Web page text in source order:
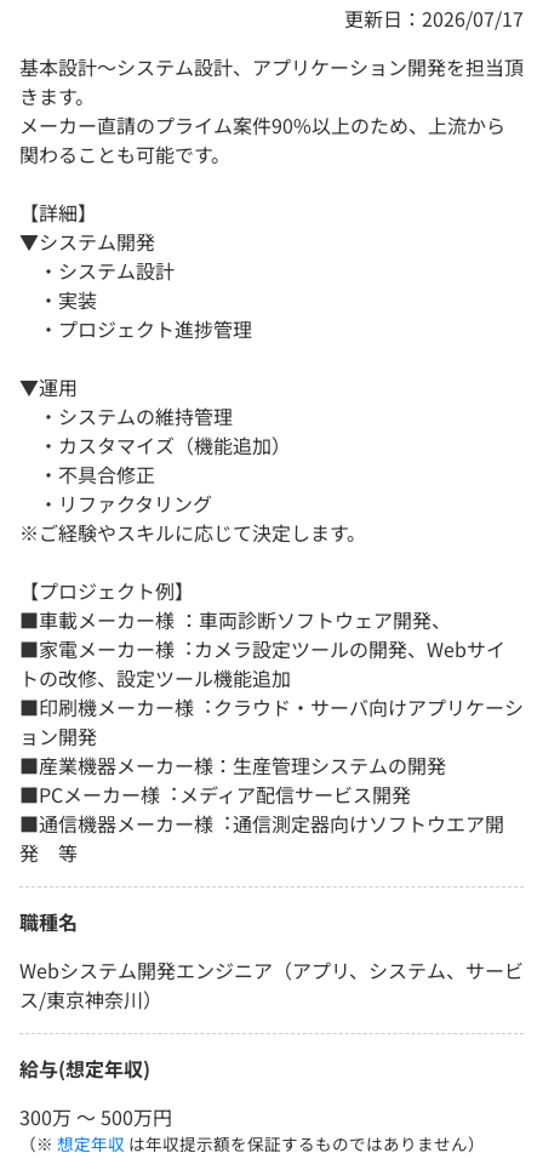
更新日：2026/07/17
基本設計～システム設計、アプリケーション開発を担当頂
きます。
メーカー直請のプライム案件90%以上のため、上流から
関わることも可能です。
【詳細】
▼システム開発
・システム設計
・実装
・プロジェクト進捗管理
▼運用
・システムの維持管理
・カスタマイズ（機能追加）
・不具合修正
・リファクタリング
※ご経験やスキルに応じて決定します。
【プロジェクト例】
■車載メーカー様 ：車両診断ソフトウェア開発、
■家電メーカー様︓カメラ設定ツールの開発、Webサイ
トの改修、設定ツール機能追加
■印刷機メーカー様︓クラウド・サーバ向けアプリケーシ
ョン開発
■産業機器メーカー様：生産管理システムの開発
■PCメーカー様︓メディア配信サービス開発
■通信機器メーカー様︓通信測定器向けソフトウエア開
発 等
職種名
Webシステム開発エンジニア（アプリ、システム、サービ
ス/東京神奈川）
給与(想定年収)
300万 〜 500万円
（※ 想定年収 は年収提示額を保証するものではありません）